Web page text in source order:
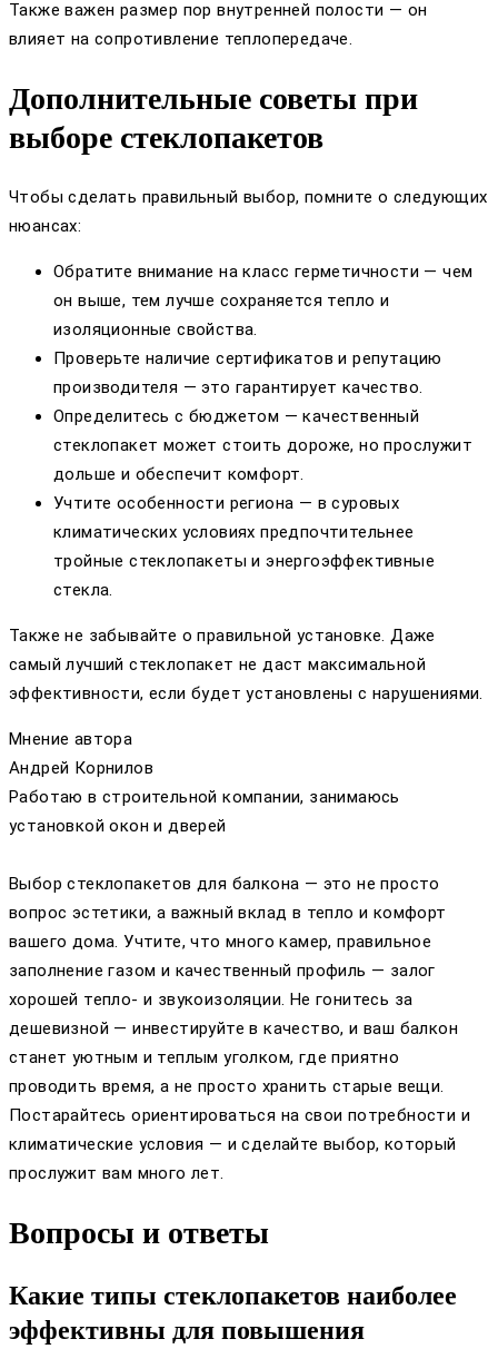
Также важен размер пор внутренней полости — он
влияет на сопротивление теплопередаче.
Дополнительные советы при
выборе стеклопакетов
Чтобы сделать правильный выбор, помните о следующих
нюансах:
Обратите внимание на класс герметичности — чем
он выше, тем лучше сохраняется тепло и
изоляционные свойства.
Проверьте наличие сертификатов и репутацию
производителя — это гарантирует качество.
Определитесь с бюджетом — качественный
стеклопакет может стоить дороже, но прослужит
дольше и обеспечит комфорт.
Учтите особенности региона — в суровых
климатических условиях предпочтительнее
тройные стеклопакеты и энергоэффективные
стекла.
Также не забывайте о правильной установке. Даже
самый лучший стеклопакет не даст максимальной
эффективности, если будет установлены с нарушениями.
Мнение автора
Андрей Корнилов
Работаю в строительной компании, занимаюсь
установкой окон и дверей
Выбор стеклопакетов для балкона — это не просто
вопрос эстетики, а важный вклад в тепло и комфорт
вашего дома. Учтите, что много камер, правильное
заполнение газом и качественный профиль — залог
хорошей тепло- и звукоизоляции. Не гонитесь за
дешевизной — инвестируйте в качество, и ваш балкон
станет уютным и теплым уголком, где приятно
проводить время, а не просто хранить старые вещи.
Постарайтесь ориентироваться на свои потребности и
климатические условия — и сделайте выбор, который
прослужит вам много лет.
Вопросы и ответы
Какие типы стеклопакетов наиболее
эффективны для повышения